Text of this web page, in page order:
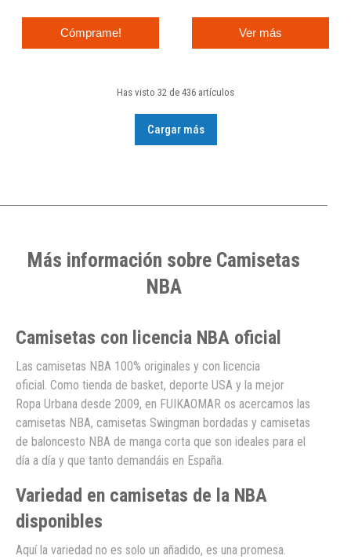
Cómprame! Ver más
Has visto 32 de 436 artículos
Cargar más
Más información sobre Camisetas
NBA
Camisetas con licencia NBA oficial
Las camisetas NBA 100% originales y con licencia
oficial. Como tienda de basket, deporte USA y la mejor
Ropa Urbana desde 2009, en FUIKAOMAR os acercamos las
camisetas NBA, camisetas Swingman bordadas y camisetas
de baloncesto NBA de manga corta que son ideales para el
día a día y que tanto demandáis en España.
Variedad en camisetas de la NBA
disponibles
Aquí la variedad no es solo un añadido, es una promesa.